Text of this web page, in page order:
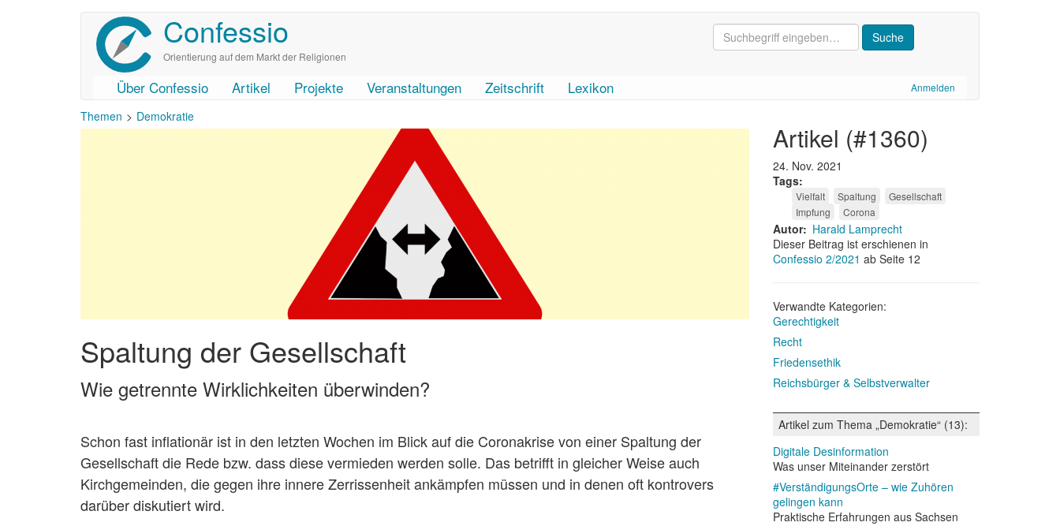
Confessio
Orientierung auf dem Markt der Religionen
User
account
Anmelden
Main
navigation
Über Confessio Artikel Projekte Veranstaltungen Zeitschrift Lexikon
Themen Demokratie
Spaltung der Gesellschaft
Wie getrennte Wirklichkeiten überwinden?
Schon fast inflationär ist in den letzten Wochen im Blick auf die Coronakrise von einer Spaltung der
Gesellschaft die Rede bzw. dass diese vermieden werden solle. Das betrifft in gleicher Weise auch
Kirchgemeinden, die gegen ihre innere Zerrissenheit ankämpfen müssen und in denen oft kontrovers
darüber diskutiert wird.
artikel (#1360)
24. Nov. 2021
Tags
Vielfalt Spaltung
Gesellschaft
Impfung
Corona
Autor
Harald Lamprecht
Dieser Beitrag ist erschienen in
Confessio 2/2021 ab Seite 12
Verwandte Kategorien:
Gerechtigkeit
Recht
Friedensethik
Reichsbürger & Selbstverwalter
Artikel zum Thema „Demokratie“ (13):
Digitale Desinformation
Was unser Miteinander zerstört
#VerständigungsOrte – wie Zuhören
gelingen kann
Praktische Erfahrungen aus Sachsen